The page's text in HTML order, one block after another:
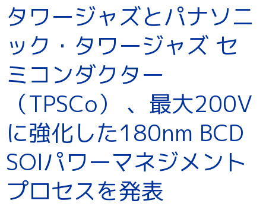
タワージャズとパナソニ
ック・タワージャズ セ
ミコンダクター
（TPSCo） 、最大200V
に強化した180nm BCD
SOIパワーマネジメント
プロセスを発表